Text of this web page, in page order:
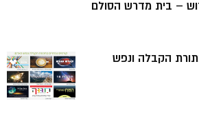
– בית מדרש הסולם
הקבלה ונפש